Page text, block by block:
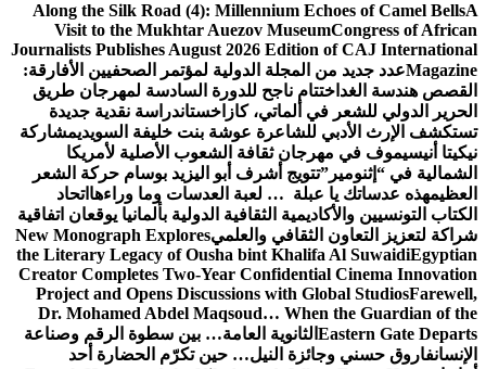
Along the Silk Road (4): Millennium Echoes of Camel BellsA
Visit to the Mukhtar Auezov MuseumCongress of African
Journalists Publishes August 2026 Edition of CAJ International
Magazineعدد جديد من المجلة الدولية لمؤتمر الصحفيين الأفارقة:
القصص هندسة الغد اختتام ناجح للدورة السادسة لمهرجان طريق
الحرير الدولي للشعر في ألماتي، كازاخستاندراسة نقدية جديدة
تستكشف الإرث الأدبي للشاعرة عوشة بنت خليفة السويديمشاركة
نيكيتا أنيسيموف في مهرجان ثقافة الشعوب الأصلية لأمريكا
الشمالية في “إثنومير”تتويج أشرف أبو اليزيد بوسام حركة الشعر
العظيمهذه عدساتك يا عبلة … لعبة العدسات وما وراءها اتحاد
الكتاب التونسيين والأكاديمية الثقافية الدولية بألمانيا يوقعان اتفاقية
شراكة لتعزيز التعاون الثقافي والعلميNew Monograph Explores
the Literary Legacy of Ousha bint Khalifa Al SuwaidiEgyptian
Creator Completes Two-Year Confidential Cinema Innovation
Project and Opens Discussions with Global StudiosFarewell,
Dr. Mohamed Abdel Maqsoud… When the Guardian of the
Eastern Gate Departs الثانوية العامة… بين سطوة الرقم وصناعة
الإنسانفاروق حسني وجائزة النيل… حين تكرّم الحضارة أحد